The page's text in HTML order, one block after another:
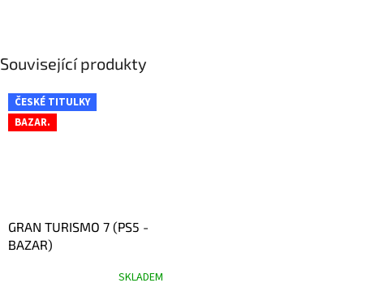
Související produkty
ČESKÉ TITULKY
BAZAR.
GRAN TURISMO 7 (PS5 -
BAZAR)
SKLADEM